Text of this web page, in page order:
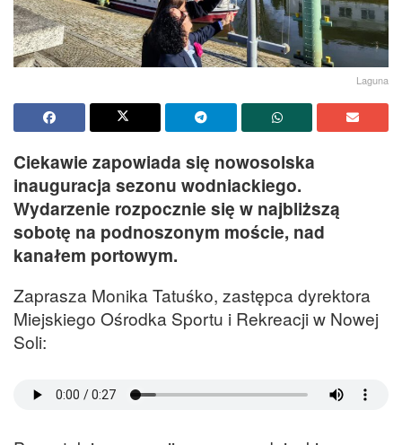
Laguna
Ciekawie zapowiada się nowosolska
inauguracja sezonu wodniackiego.
Wydarzenie rozpocznie się w najbliższą
sobotę na podnoszonym moście, nad
kanałem portowym.
Zaprasza Monika Tatuśko, zastępca dyrektora
Miejskiego Ośrodka Sportu i Rekreacji w Nowej
Soli: